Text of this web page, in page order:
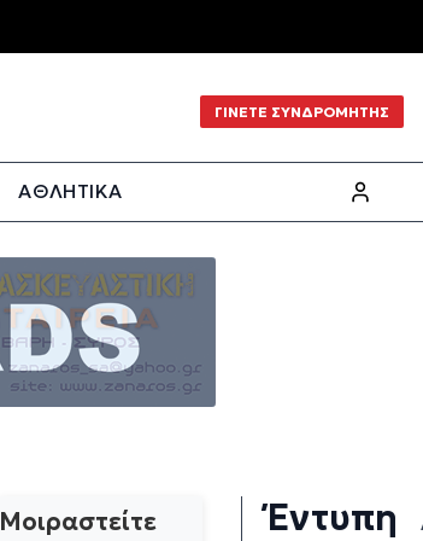
ΓΙΝΕΤΕ ΣΥΝΔΡΟΜΗΤΗΣ
ΑΘΛΗΤΙΚΑ
Μοιραστείτε
Έντυπη